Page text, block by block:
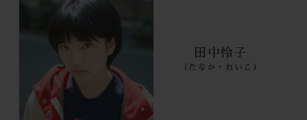
田中怜子
（たなか・れいこ）